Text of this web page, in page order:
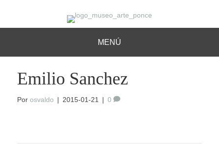
MENÚ
Emilio Sanchez
Por osvaldo | 2015-01-21 | 0